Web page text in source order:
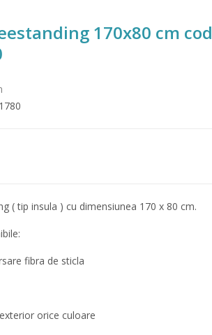
170x80 cm cod
( tip insula ) cu dimensiunea 170 x 80 cm.
fibra de sticla
orice culoare